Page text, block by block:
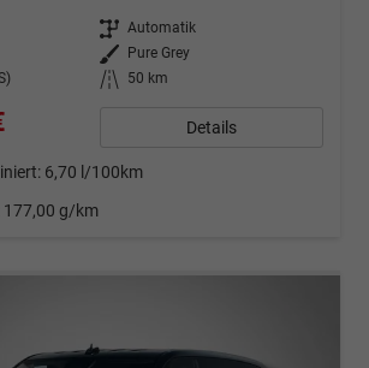
Getriebe Automatik
Außenfarbe
Pure Grey
Kilometerstand 50 km
Details
6,70 l/100km
177,00 g/km